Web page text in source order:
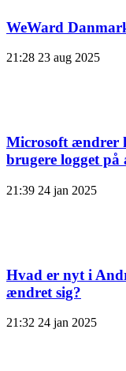
WeWard
21:28 23 aug 2025
Microsoft ændrer
brugere logget på
21:39 24 jan 2025
Hvad er nyt i
ændret sig?
21:32 24 jan 2025